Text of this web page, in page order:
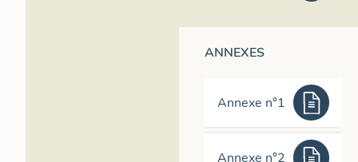
ANNEXES
Annexe n°1
Annexe n°2